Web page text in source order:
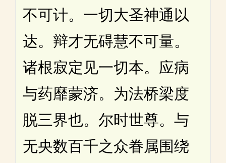
不可计。一切大圣神通以
达。辩才无碍慧不可量。
诸根寂定见一切本。应病
与药靡蒙济。为法桥梁度
脱三界也。尔时世尊。与
无央数百千之众眷属围绕